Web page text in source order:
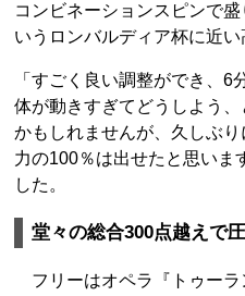
コンビネーションスピンで
いうロンバルディア杯に近い
「すごく良い調整ができ、6
体が動きすぎてどうしよう
かもしれませんが、久しぶ
力の100％は出せたと思いま
した。
堂々の総合300点越えで
フリーはオペラ『トゥーラ